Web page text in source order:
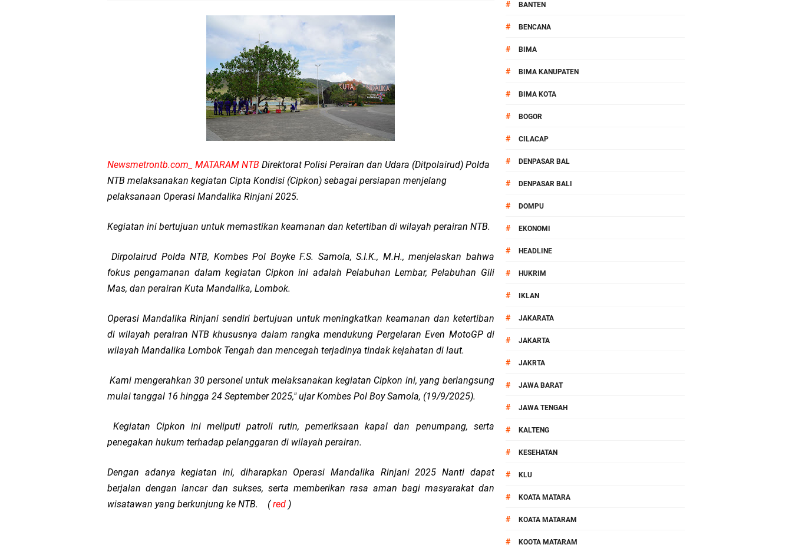
Tim URC Polres Lombok Timur Ringkus Pelaku Curanmor Bersana BB
Polsek Gunungsari Kawal keamanan Acara Selamatan Bendungan Meninting
Samapta Polresta Mataram Patroli di Wilayah Ampenan
Kapolsek Selaparang Sambangi Kepala Lingkungan Taman Perkuat Sinergitas
Kapolsek Lingsar Tindaklanjuti Arahan Ditbinmas, Intensifkan fungsi Polmas
LPA Mataram. Apresiasi Polisi Berhasil Ungkap Kasus Kematian Mahasiswi NDR
Kapolda NTB Matangkan Pengamanan MotoGP 2026
Polda NTB Perkuat Upaya Cegah Gangguan Kamtibmas Lewat Patroli
Polsek Sandubaya Kawal Prosesi Ngaben di Cilinaya
Semarak HUT RI ke-81, Polsek Mataram Bagikan Bendera Merah Putih
Newsmetrontb.com_ MATARAM NTB Direktorat Polisi Perairan dan Udara (Ditpolairud) Polda
NTB melaksanakan kegiatan Cipta Kondisi (Cipkon) sebagai persiapan menjelang
pelaksanaan Operasi Mandalika Rinjani 2025.
Kegiatan ini bertujuan untuk memastikan keamanan dan ketertiban di wilayah perairan NTB.
Dirpolairud Polda NTB, Kombes Pol Boyke F.S. Samola, S.I.K., M.H., menjelaskan bahwa
fokus pengamanan dalam kegiatan Cipkon ini adalah Pelabuhan Lembar, Pelabuhan Gili
Mas, dan perairan Kuta Mandalika, Lombok.
Operasi Mandalika Rinjani sendiri bertujuan untuk meningkatkan keamanan dan ketertiban
di wilayah perairan NTB khususnya dalam rangka mendukung Pergelaran Even MotoGP di
wilayah Mandalika Lombok Tengah dan mencegah terjadinya tindak kejahatan di laut.
Kami mengerahkan 30 personel untuk melaksanakan kegiatan Cipkon ini, yang berlangsung
mulai tanggal 16 hingga 24 September 2025," ujar Kombes Pol Boy Samola, (19/9/2025).
Kegiatan Cipkon ini meliputi patroli rutin, pemeriksaan kapal dan penumpang, serta
penegakan hukum terhadap pelanggaran di wilayah perairan.
Dengan adanya kegiatan ini, diharapkan Operasi Mandalika Rinjani 2025 Nanti dapat
berjalan dengan lancar dan sukses, serta memberikan rasa aman bagi masyarakat dan
wisatawan yang berkunjung ke NTB. (red )
# BANTEN
# BENCANA
# BIMA
# BIMA KANUPATEN
# BIMA KOTA
# BOGOR
# CILACAP
# DENPASAR BAL
# DENPASAR BALI
# DOMPU
# EKONOMI
# HEADLINE
# HUKRIM
# IKLAN
# JAKARATA
# JAKARTA
# JAKRTA
# JAWA BARAT
# JAWA TENGAH
# KALTENG
# KESEHATAN
# KLU
# KOATA MATARA
# KOATA MATARAM
# KOOTA MATARAM